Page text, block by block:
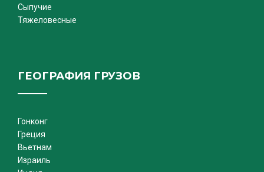
Сыпучие
Тяжеловесные
ГЕОГРАФИЯ ГРУЗОВ
Гонконг
Греция
Вьетнам
Израиль